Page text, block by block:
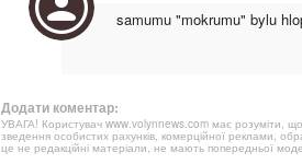
samumu "mokrumu" bylu
Додати коментар:
УВАГА! Користувач www.volynnews.com має розуміти, що
зведення особистих рахунків, комерційної реклами,
це не редакційні матеріали, не мають попередньої